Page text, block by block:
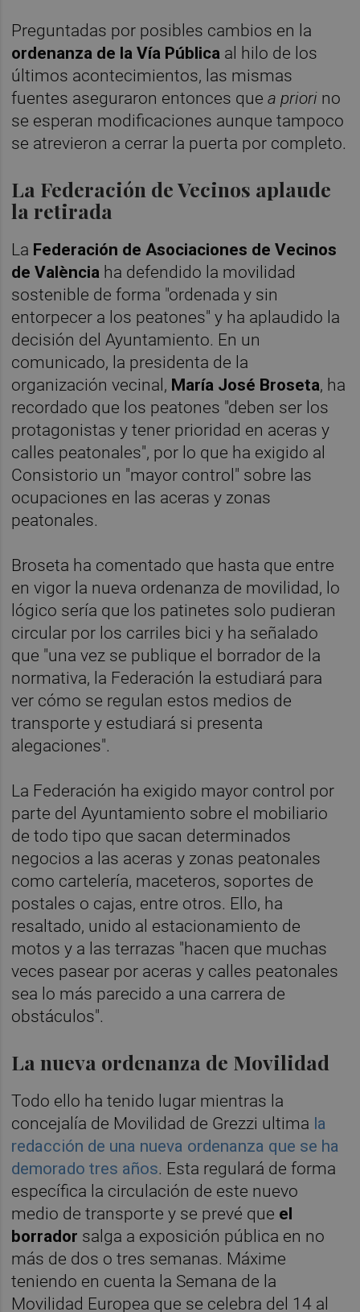
Preguntadas por posibles cambios en la
ordenanza de la Vía Pública al hilo de los
últimos acontecimientos, las mismas
fuentes aseguraron entonces quea priori no
se esperan modificaciones aunque tampoco
se atrevieron a cerrar la puerta por completo.
La Federación de Vecinos aplaude
la retirada
La Federación de Asociaciones de Vecinos
de València ha defendido la movilidad
sostenible de forma "ordenada y sin
entorpecer a los peatones" y ha aplaudido la
decisión del Ayuntamiento. En un
comunicado, la presidenta de la
organización vecinal, María José Broseta, ha
recordado que los peatones "deben ser los
protagonistas y tener prioridad en aceras y
calles peatonales", por lo que ha exigido al
Consistorio un "mayor control" sobre las
ocupaciones en las aceras y zonas
peatonales.
Broseta ha comentado que hasta que entre
en vigor la nueva ordenanza de movilidad, lo
lógico sería que los patinetes solo pudieran
circular por los carriles bici y ha señalado
que "una vez se publique el borrador de la
normativa, la Federación la estudiará para
ver cómo se regulan estos medios de
transporte y estudiará si presenta
alegaciones".
La Federación ha exigido mayor control por
parte del Ayuntamiento sobre el mobiliario
de todo tipo que sacan determinados
negocios a las aceras y zonas peatonales
como cartelería, maceteros, soportes de
postales o cajas, entre otros. Ello, ha
resaltado, unido al estacionamiento de
motos y a las terrazas "hacen que muchas
veces pasear por aceras y calles peatonales
sea lo más parecido a una carrera de
obstáculos".
La nueva ordenanza de Movilidad
Todo ello ha tenido lugar mientras la
concejalía de Movilidad de Grezzi ultima la
redacción de una nueva ordenanza que se ha
demorado tres años. Esta regulará de forma
específica la circulación de este nuevo
medio de transporte y se prevé que el
borrador salga a exposición pública en no
más de dos o tres semanas. Máxime
teniendo en cuenta la Semana de la
Movilidad Europea que se celebra del 14 al